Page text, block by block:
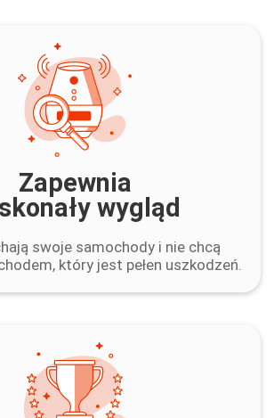
Zapewnia
wygląd
swoje samochody i nie chcą
który jest pełen uszkodzeń.